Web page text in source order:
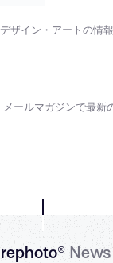
ザイン・アートの情
メールマガジンで最新
News